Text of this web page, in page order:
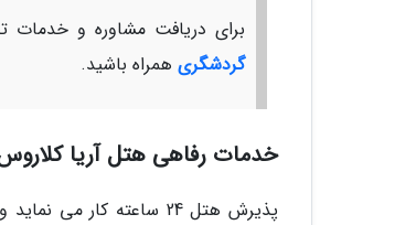
برای دریافت مشاوره و
گردشگری همراه باشید.
خدمات رفاهی هتل آریا
پذیرش هتل 24 ساعته